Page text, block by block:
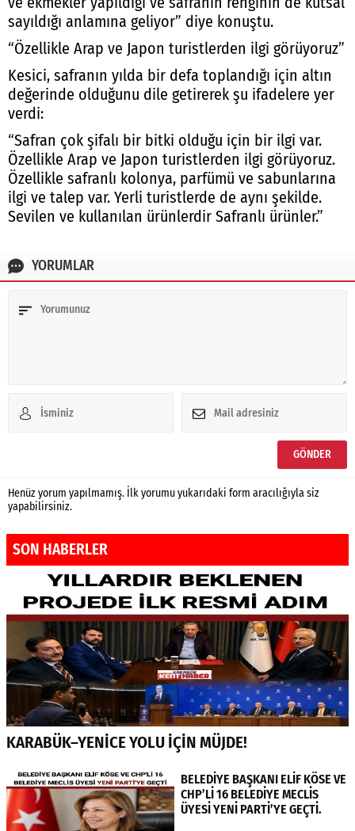
sayıldığı anlamına geliyor” diye konuştu.
“Özellikle Arap ve Japon turistlerden ilgi görüyoruz”
Kesici, safranın yılda bir defa toplandığı için altın
değerinde olduğunu dile getirerek şu ifadelere yer
verdi:
“Safran çok şifalı bir bitki olduğu için bir ilgi var.
Özellikle Arap ve Japon turistlerden ilgi görüyoruz.
Özellikle safranlı kolonya, parfümü ve sabunlarına
ilgi ve talep var. Yerli turistlerde de aynı şekilde.
Sevilen ve kullanılan ürünlerdir Safranlı ürünler.”
YORUMLAR
Henüz yorum yapılmamış. İlk yorumu yukarıdaki form aracılığıyla siz
yapabilirsiniz.
SON HABERLER
KARABÜK–YENİCE YOLU İÇİN MÜJDE!
BELEDİYE BAŞKANI ELİF KÖSE VE
CHP’Lİ 16 BELEDİYE MECLİS
ÜYESİ YENİ PARTİ’YE GEÇTİ.